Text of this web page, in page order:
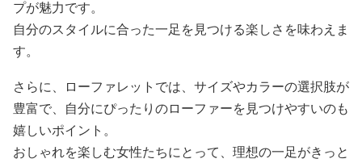
プが魅力です。
自分のスタイルに合った一足を見つける楽しさを味わえま
す。
さらに、ローファレットでは、サイズやカラーの選択肢が
豊富で、自分にぴったりのローファーを見つけやすいのも
嬉しいポイント。
おしゃれを楽しむ女性たちにとって、理想の一足がきっと